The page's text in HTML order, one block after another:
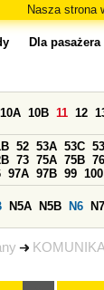
Nasza strona
Dla pasażera
10A 10B 11 12
52 53A 53C
73 75A 75B 76
97A 97B 99 100
N5A N5B N6